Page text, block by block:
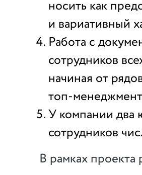
носить как
и вариативный
Работа с
сотрудников
начиная от
топ-
У компании два
сотрудников
В рамках проекта